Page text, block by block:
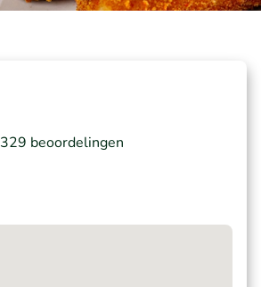
329 beoordelingen